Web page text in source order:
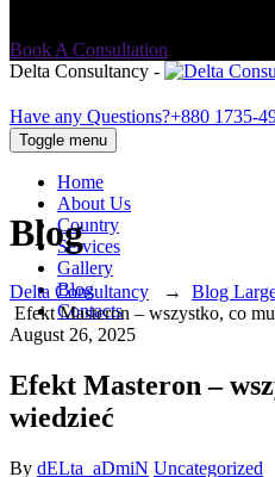
Book A Consultation
Delta Consultancy -
Have any Questions?+880 1735-
Toggle menu
Home
About Us
Country
Services
Gallery
Blog
Contacts
Blog
Delta Consultancy → Blog
Efekt Masteron – wszystko, co
August 26, 2025
Efekt Masteron –
wiedzieć
Author
By dELta_aDmiN Categories
Uncategorized